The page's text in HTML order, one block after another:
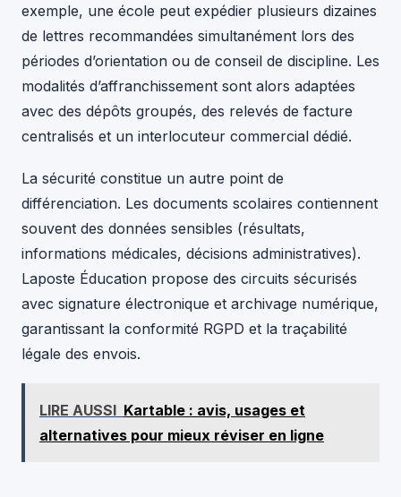
exemple, une école peut expédier plusieurs dizaines
de lettres recommandées simultanément lors des
périodes d’orientation ou de conseil de discipline. Les
modalités d’affranchissement sont alors adaptées
avec des dépôts groupés, des relevés de facture
centralisés et un interlocuteur commercial dédié.
La sécurité constitue un autre point de
différenciation. Les documents scolaires contiennent
souvent des données sensibles (résultats,
informations médicales, décisions administratives).
Laposte Éducation propose des circuits sécurisés
avec signature électronique et archivage numérique,
garantissant la conformité RGPD et la traçabilité
légale des envois.
LIRE AUSSI Kartable : avis, usages et
alternatives pour mieux réviser en ligne